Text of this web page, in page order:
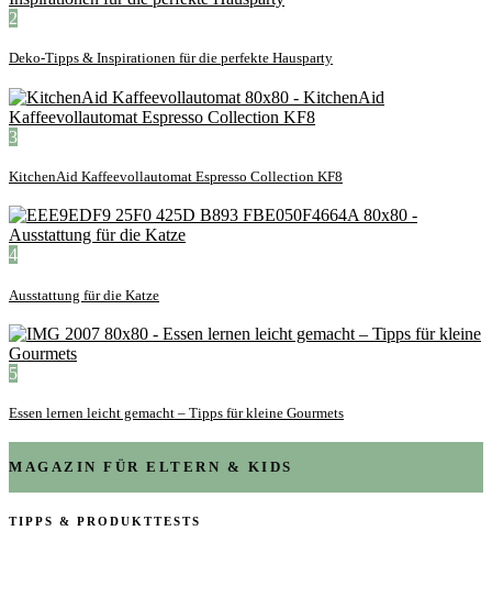
2
Deko-Tipps & Inspirationen für die perfekte Hausparty
3
KitchenAid Kaffeevollautomat Espresso Collection KF8
4
Ausstattung für die Katze
5
Essen lernen leicht gemacht – Tipps für kleine Gourmets
MAGAZIN FÜR ELTERN & KIDS
TIPPS & PRODUKTTESTS